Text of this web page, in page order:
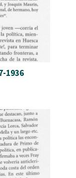
1936